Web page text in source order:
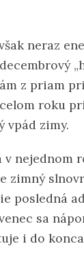
neraz
z priam
roku
vpád zimy.
v nejednom
zimný
posledná
sa
i do